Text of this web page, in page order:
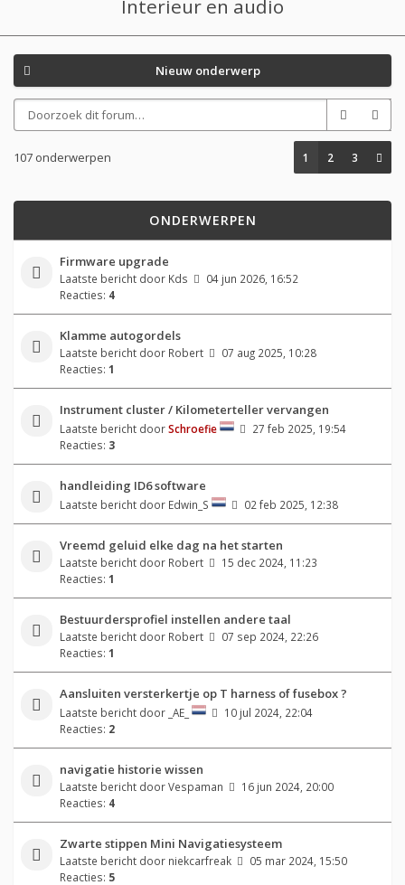
Interieur en audio
Nieuw onderwerp
107 onderwerpen 1 2 3
ONDERWERPEN
Firmware upgrade
Laatste bericht door Kds
04 jun 2026, 16:52
Reacties: 4
Klamme autogordels
Laatste bericht door Robert
07 aug 2025, 10:28
Reacties: 1
Instrument cluster / Kilometerteller vervangen
Laatste bericht doorSchroefie
27 feb 2025, 19:54
Reacties: 3
handleiding ID6 software
Laatste bericht door Edwin_S 02 feb 2025, 12:38
Vreemd geluid elke dag na het starten
Laatste bericht door Robert
15 dec 2024, 11:23
Reacties: 1
Bestuurdersprofiel instellen andere taal
Laatste bericht door Robert
07 sep 2024, 22:26
Reacties: 1
Aansluiten versterkertje op T harness of fusebox ?
Laatste bericht door _AE_
10 jul 2024, 22:04
Reacties: 2
navigatie historie wissen
Laatste bericht doorVespaman
16 jun 2024, 20:00
Reacties: 4
Zwarte stippen Mini Navigatiesysteem
Laatste bericht door niekcarfreak
05 mar 2024, 15:50
Reacties: 5